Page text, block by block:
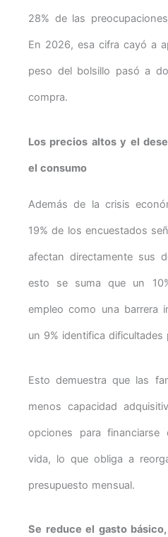
28% de las
En 2026, esa cifra cayó a
peso del bolsillo pasó a
compra.
Los precios altos y el
el consumo
Además de la crisis
19% de los encuestados
afectan directamente sus
esto se suma que un
empleo como una barrera
un 9% identifica dificultades
Esto demuestra que las
menos capacidad
opciones para
vida, lo que obliga a
presupuesto mensual.
Se reduce el gasto